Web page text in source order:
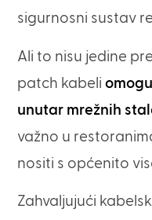
sigurnosni sustav
Ali to nisu jedine
patch kabeli
unutar mrežnih
važno u
nositi s općenito
Zahvaljujući